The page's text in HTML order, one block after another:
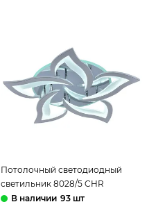
Потолочный светодиодный
светильник 8028/5 CHR
90W+11W RGB хром Profit Light
93 шт